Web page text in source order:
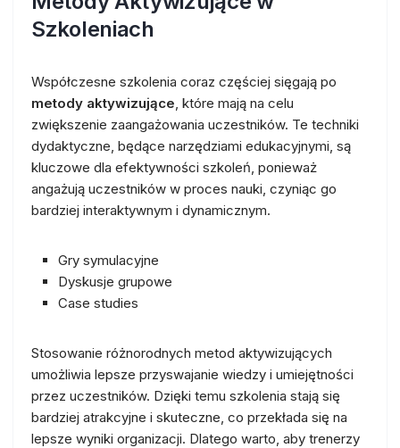
Szkoleniach
Współczesne szkolenia coraz częściej sięgają po
metody aktywizujące, które mają na celu
zwiększenie zaangażowania uczestników. Te techniki
dydaktyczne, będące narzędziami edukacyjnymi, są
kluczowe dla efektywności szkoleń, ponieważ
angażują uczestników w proces nauki, czyniąc go
bardziej interaktywnym i dynamicznym.
Gry symulacyjne
Dyskusje grupowe
Case studies
Stosowanie różnorodnych metod aktywizujących
umożliwia lepsze przyswajanie wiedzy i umiejętności
przez uczestników. Dzięki temu szkolenia stają się
bardziej atrakcyjne i skuteczne, co przekłada się na
lepsze wyniki organizacji. Dlatego warto, aby trenerzy